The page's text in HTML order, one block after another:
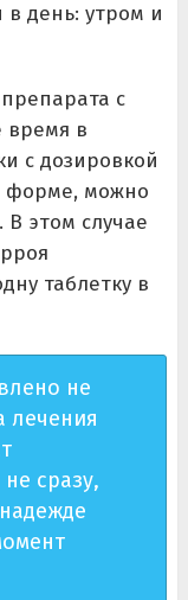
день: утром и
с
время в
с дозировкой
форме, можно
В этом случае
таблетку в
не
лечения
сразу,